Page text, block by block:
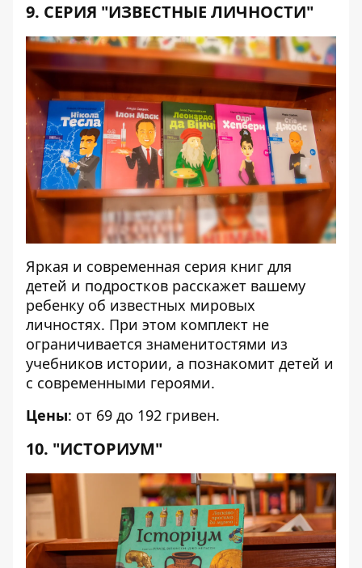
9. СЕРИЯ "ИЗВЕСТНЫЕ ЛИЧНОСТИ"
Яркая и современная серия книг для
детей и подростков расскажет вашему
ребенку об известных мировых
личностях. При этом комплект не
ограничивается знаменитостями из
учебников истории, а познакомит детей и
с современными героями.
Цены: от 69 до 192 гривен.
10. "ИСТОРИУМ"